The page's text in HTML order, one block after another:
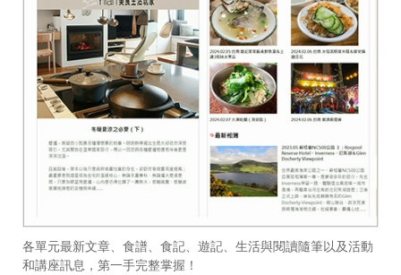
各單元最新文章、食譜、食記、遊記、生活與閱讀隨筆以及活動
和講座訊息，第一手完整掌握！